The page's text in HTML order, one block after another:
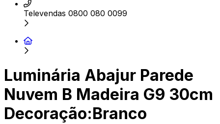
Televendas 0800 080 0099
Luminária Abajur Parede
Nuvem B Madeira G9 30cm
Decoração:Branco